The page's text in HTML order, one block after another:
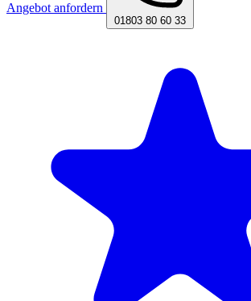
Angebot anfordern
01803 80 60 33